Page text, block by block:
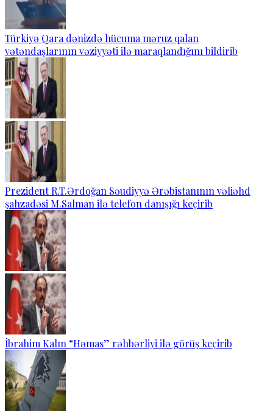
Türkiyə Qara dənizdə hücuma məruz qalan
vətəndaşlarının vəziyyəti ilə maraqlandığını bildirib
Prezident R.T.Ərdoğan Səudiyyə Ərəbistanının vəliəhd
şahzadəsi M.Salman ilə telefon danışığı keçirib
İbrahim Kalın “Həmas” rəhbərliyi ilə görüş keçirib